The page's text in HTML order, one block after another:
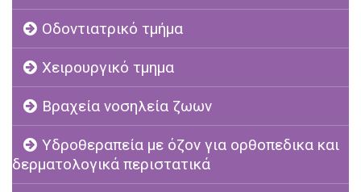
Οδοντιατρικό τμήμα
Χειρουργικό τμημα
Βραχεία νοσηλεία ζωων
Υδροθεραπεία με όζον για ορθοπεδικα και
δερματολογικά περιστατικά